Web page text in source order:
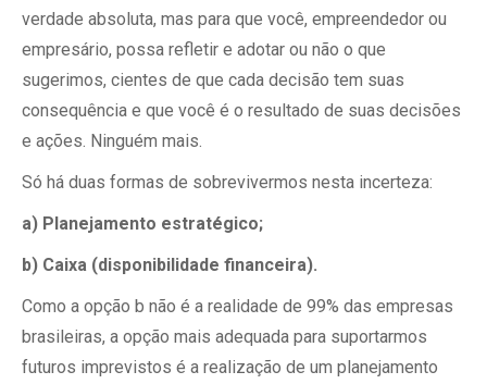
verdade absoluta, mas para que você, empreendedor ou
empresário, possa refletir e adotar ou não o que
sugerimos, cientes de que cada decisão tem suas
consequência e que você é o resultado de suas decisões
e ações. Ninguém mais.
Só há duas formas de sobrevivermos nesta incerteza:
a) Planejamento estratégico;
b) Caixa (disponibilidade financeira).
Como a opção b não é a realidade de 99% das empresas
brasileiras, a opção mais adequada para suportarmos
futuros imprevistos é a realização de um planejamento